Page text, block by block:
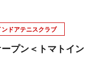
ンドアテニスクラブ
プン＜トマトイン